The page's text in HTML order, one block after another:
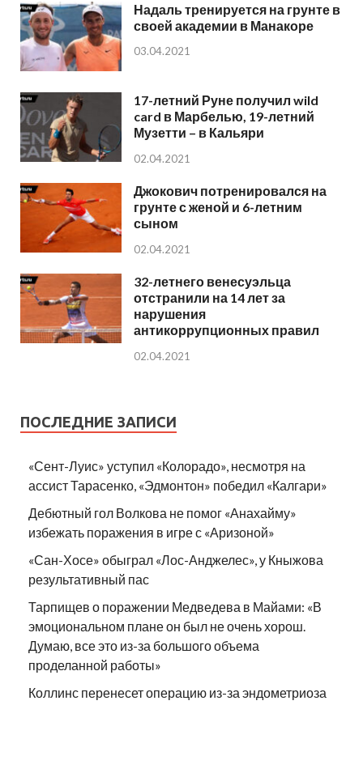
Надаль тренируется на грунте в
своей академии в Манакоре
03.04.2021
17-летний Руне получил wild
card в Марбелью, 19-летний
Музетти – в Кальяри
02.04.2021
Джокович потренировался на
грунте с женой и 6-летним
сыном
02.04.2021
32-летнего венесуэльца
отстранили на 14 лет за
нарушения
антикоррупционных правил
02.04.2021
ПОСЛЕДНИЕ ЗАПИСИ
«Сент-Луис» уступил «Колорадо», несмотря на
ассист Тарасенко, «Эдмонтон» победил «Калгари»
Дебютный гол Волкова не помог «Анахайму»
избежать поражения в игре с «Аризоной»
«Сан-Хосе» обыграл «Лос-Анджелес», у Кныжова
результативный пас
Тарпищев о поражении Медведева в Майами: «В
эмоциональном плане он был не очень хорош.
Думаю, все это из-за большого объема
проделанной работы»
Коллинс перенесет операцию из-за эндометриоза